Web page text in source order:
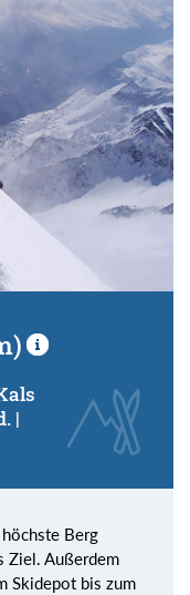
|
Berg
Ziel. Außerdem
Skidepot bis zum